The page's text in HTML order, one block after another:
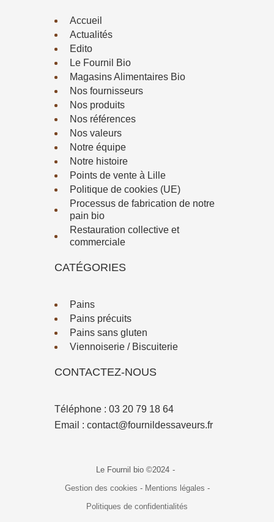
Accueil
Actualités
Edito
Le Fournil Bio
Magasins Alimentaires Bio
Nos fournisseurs
Nos produits
Nos références
Nos valeurs
Notre équipe
Notre histoire
Points de vente à Lille
Politique de cookies (UE)
Processus de fabrication de notre
pain bio
Restauration collective et
commerciale
CATÉGORIES
Pains
Pains précuits
Pains sans gluten
Viennoiserie / Biscuiterie
CONTACTEZ-NOUS
Téléphone : 03 20 79 18 64
Email : contact@fournildessaveurs.fr
Le Fournil bio ©2024 -
Gestion des cookies - Mentions légales -
Politiques de confidentialités